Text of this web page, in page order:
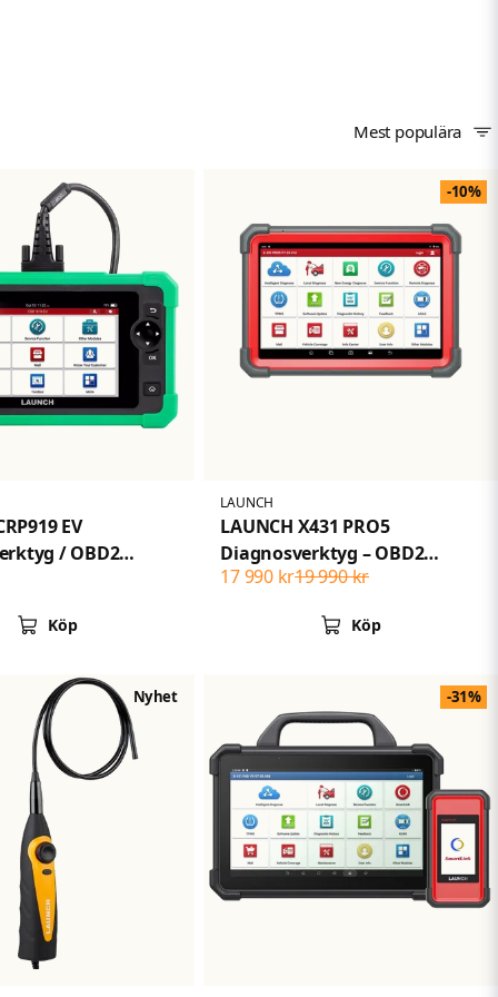
Med kraftfull hårdvara, kontinuerliga uppdateringar och
för modern fordonsdiagnostik.
Mest populära
EV
/ OBD2
elbilar &
Köp
LAUNCH
LAUNCH X431 PRO5
Diagnosverktyg – OBD2
Diagnosskanner med
programmering
19 990 kr
17 990 kr
Köp
-10%
Nyhet -31%